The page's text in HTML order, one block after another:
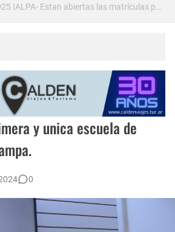
La Pampa, es cosa seria..
y unica escuela de
0